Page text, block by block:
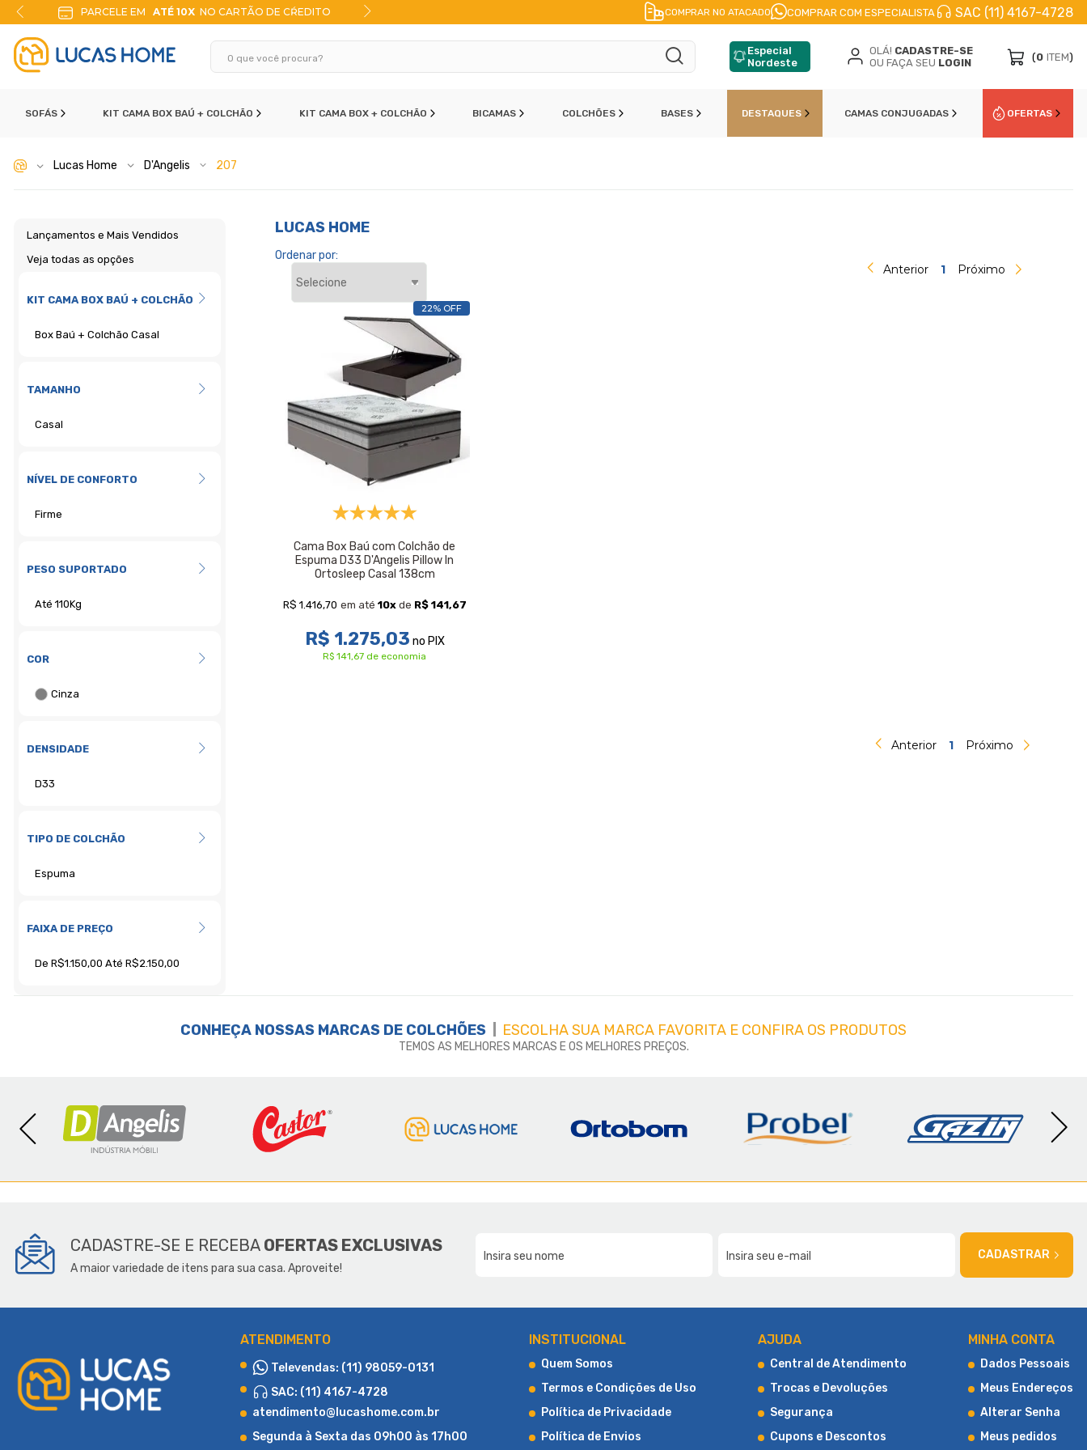
PARCELE EM ATÉ 10X NO CARTÃO DE CŔEDITO FRETE A JATOENVIO IMEDIATO PARCELE EM
COMPRAR NO ATACADO COMPRAR COM ESPECIALISTA SAC (11) 4167-4728
Especial
Nordeste
OLÁ! CADASTRE-SE
OU FAÇA SEU LOGIN (0 ITEM)
SOFÁS KIT CAMA BOX BAÚ + COLCHÃO KIT CAMA BOX + COLCHÃO BICAMAS COLCHÕES BASES DESTAQUES CAMAS CONJUGADAS OFERTAS
Lucas Home D'Angelis 207
Lançamentos e Mais Vendidos
Veja todas as opções
KIT CAMA BOX BAÚ + COLCHÃO
TAMANHO
NÍVEL DE CONFORTO
PESO SUPORTADO
COR
DENSIDADE
TIPO DE COLCHÃO
FAIXA DE PREÇO
LUCAS HOME
Ordenar por:
Anterior 1 Próximo
22% OFF
Cama Box Baú com Colchão de
Espuma D33 D'Angelis Pillow In
Ortosleep Casal 138cm
R$ 1.416,70 em até 10xde R$ 141,67
R$ 1.275,03 no PIX
R$ 141,67 de economia
Anterior 1 Próximo
CONHEÇA NOSSAS MARCAS DE COLCHÕES ESCOLHA SUA MARCA FAVORITA E CONFIRA OS PRODUTOS
TEMOS AS MELHORES MARCAS E OS MELHORES PREÇOS.
SOBRE A LUCAS HOME
CONHEÇA UM POUCO MAIS SOBRE A LUCAS HOME
CADASTRE-SE E RECEBA OFERTAS EXCLUSIVAS
A maior variedade de itens para sua casa. Aproveite!
CADASTRAR
ATENDIMENTO
Televendas: (11) 98059-0131
SAC: (11) 4167-4728
atendimento@lucashome.com.br
Segunda à Sexta das 09h00 às 17h00
INSTITUCIONAL
Quem Somos
Termos e Condições de Uso
Política de Privacidade
Política de Envios
AJUDA
Central de Atendimento
Trocas e Devoluções
Segurança
Cupons e Descontos
MINHA CONTA
Dados Pessoais
Meus Endereços
Alterar Senha
Meus pedidos